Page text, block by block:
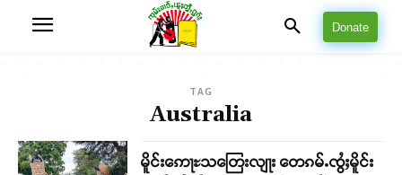
Donate
TAG
Australia
မိူင်းဢေႃႊသတြေးလျႃး တေၵမ်ႉၸွႆႈမိူင်း